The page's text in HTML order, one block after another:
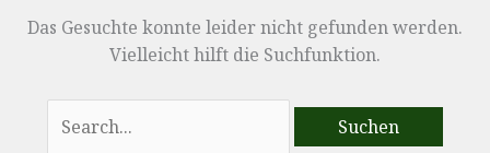
Das Gesuchte konnte leider nicht gefunden werden.
Vielleicht hilft die Suchfunktion.
nach: